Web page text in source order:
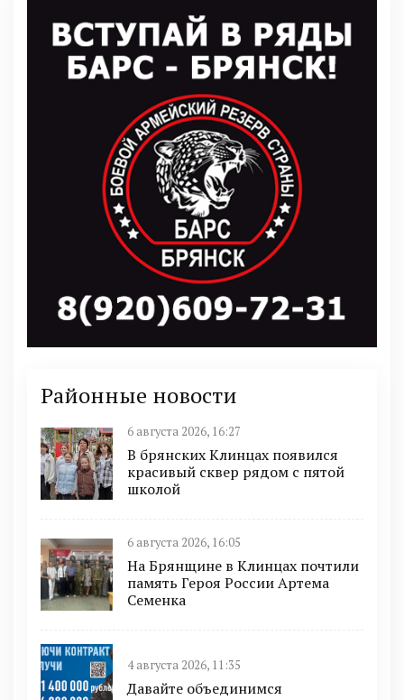
Районные новости
6 августа 2026, 16:27
В брянских Клинцах появился
красивый сквер рядом с пятой
школой
6 августа 2026, 16:05
На Брянщине в Клинцах почтили
память Героя России Артема
Семенка
4 августа 2026, 11:35
Давайте объединимся